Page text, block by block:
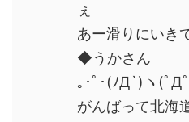
ぇ
あー滑りにいき
◆うかさん
｡･ﾟ･(ﾉД`)ヽ(ﾟД
がんばって北海